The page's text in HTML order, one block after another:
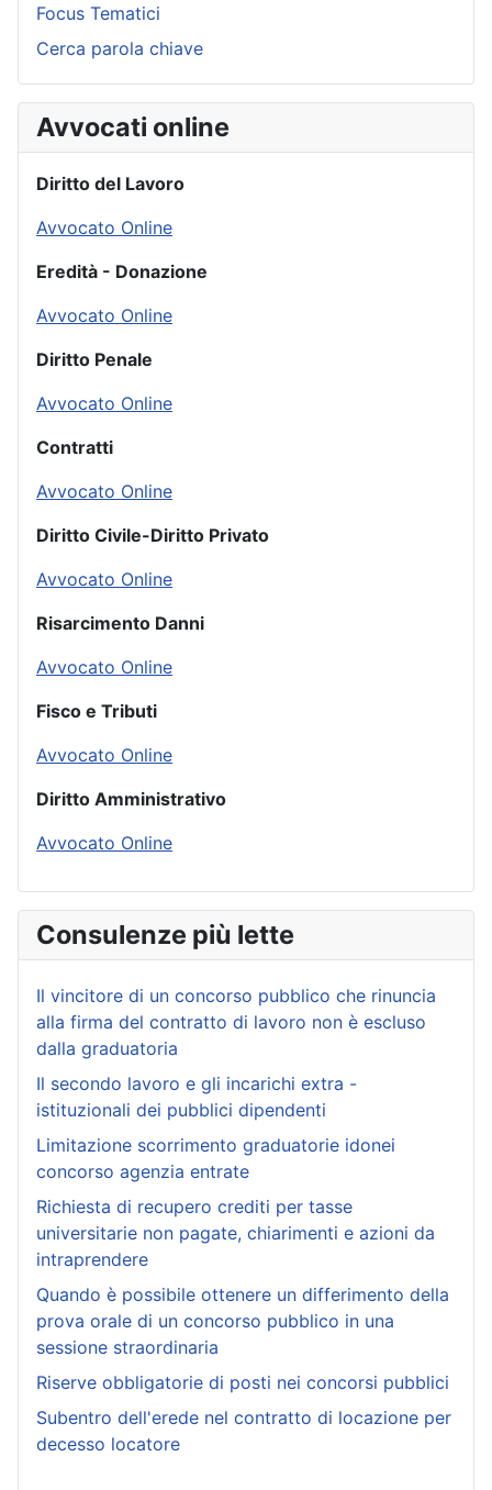
Focus Tematici
Cerca parola chiave
Avvocati online
Diritto del Lavoro
Avvocato Online
Eredità - Donazione
Avvocato Online
Diritto Penale
Avvocato Online
Contratti
Avvocato Online
Diritto Civile-Diritto Privato
Avvocato Online
Risarcimento Danni
Avvocato Online
Fisco e Tributi
Avvocato Online
Diritto Amministrativo
Avvocato Online
Consulenze più lette
Il vincitore di un concorso pubblico che rinuncia
alla firma del contratto di lavoro non è escluso
dalla graduatoria
Il secondo lavoro e gli incarichi extra -
istituzionali dei pubblici dipendenti
Limitazione scorrimento graduatorie idonei
concorso agenzia entrate
Richiesta di recupero crediti per tasse
universitarie non pagate, chiarimenti e azioni da
intraprendere
Quando è possibile ottenere un differimento della
prova orale di un concorso pubblico in una
sessione straordinaria
Riserve obbligatorie di posti nei concorsi pubblici
Subentro dell'erede nel contratto di locazione per
decesso locatore